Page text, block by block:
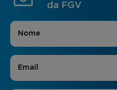
da FGV
Nome
E-mail